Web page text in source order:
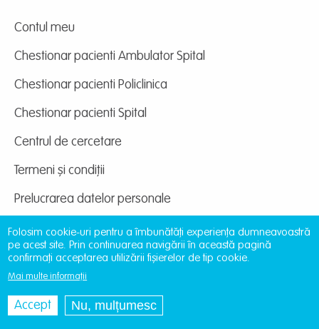
Contul meu
Chestionar pacienti Ambulator Spital
Chestionar pacienti Policlinica
Chestionar pacienti Spital
Centrul de cercetare
Termeni și condiții
Prelucrarea datelor personale
Site dezvoltat de
of Iași | ©providentamedical.ro
Folosim cookie-uri pentru a îmbunătăți experiența dumneavoastră
pe acest site. Prin continuarea navigării în această pagină
confirmați acceptarea utilizării fișierelor de tip cookie.
Mai multe informații
Accept Nu, mulțumesc